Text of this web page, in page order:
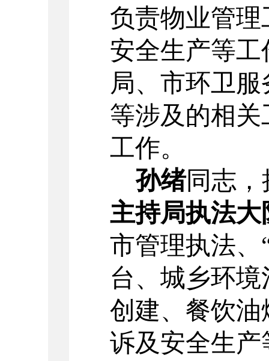
负责物业管
安全生产等
局、市环卫
等涉及的相
工作。
孙绪同志，
主持局执法
市管理执法、
台、城乡环
创建、餐饮
诉及安全生